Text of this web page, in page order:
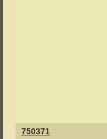
750371